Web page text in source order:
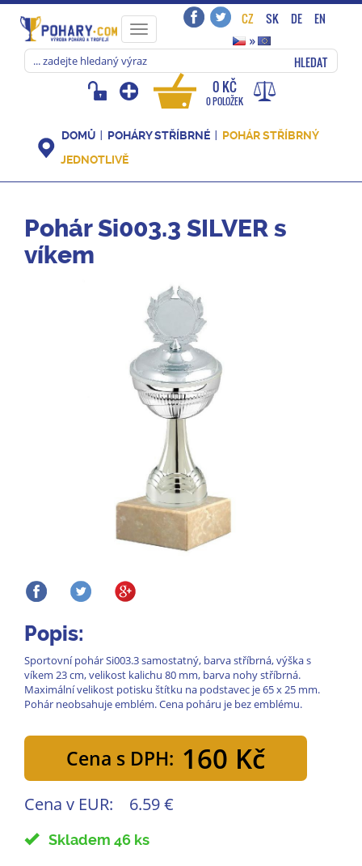
Toggle
navigation
CZ SK DE
EN
»
HLEDAT
0 KČ
0 POLOŽEK
DOMŮ POHÁRY STŘÍBRNÉ
POHÁR STŘÍBRNÝ
JEDNOTLIVĚ
Pohár Si003.3 SILVER s
víkem
Popis:
Sportovní pohár Si003.3 samostatný, barva stříbrná, výška s
víkem 23 cm, velikost kalichu 80 mm, barva nohy stříbrná.
Maximální velikost potisku štítku na podstavec je 65 x 25 mm.
Pohár neobsahuje emblém. Cena poháru je bez emblému.
Cena s DPH: 160 Kč
Cena v EUR: 6.59 €
Skladem 46 ks